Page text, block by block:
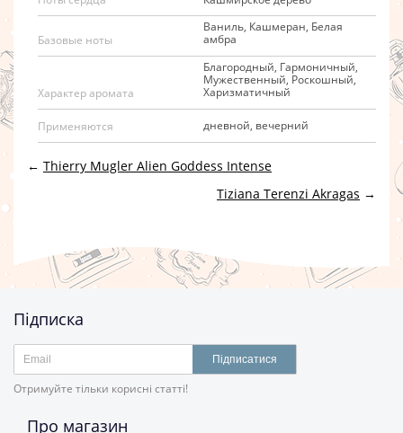
Базовые ноты
Ваниль, Кашмеран, Белая
амбра
Характер аромата
Благородный, Гармоничный,
Мужественный, Роскошный,
Харизматичный
Применяются дневной, вечерний
← Thierry Mugler Alien Goddess Intense
Tiziana Terenzi Akragas →
Підписка
Підписатися
Отримуйте тільки корисні статті!
Про магазин